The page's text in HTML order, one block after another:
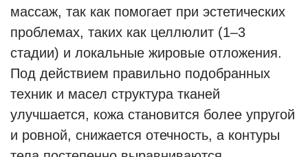
массаж, так как помогает при эстетических
проблемах, таких как целлюлит (1–3
стадии) и локальные жировые отложения.
Под действием правильно подобранных
техник и масел структура тканей
улучшается, кожа становится более упругой
и ровной, снижается отечность, а контуры